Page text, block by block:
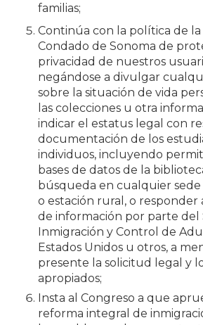
familias;
Continúa con la política de la
Condado de Sonoma de
privacidad de nuestros
negándose a divulgar
sobre la situación de vida
las colecciones u otra
indicar el estatus legal con
documentación de los
individuos, incluyendo
bases de datos de la
búsqueda en cualquier
o estación rural, o responder
de información por parte del
Inmigración y Control de
Estados Unidos u otros, a
presente la solicitud legal y
apropiados;
Insta al Congreso a que
reforma integral de